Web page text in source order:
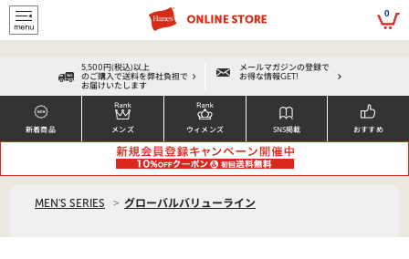
script> 0
5,500円(税込)以上
のご購入で送料を弊社負担で
お届けいたします
メールマガジンの登録で
お得な情報GET!
新着商品 メンズ ウィメンズ SNS掲載 おすすめ
MEN'S SERIES > グローバルバリューライン